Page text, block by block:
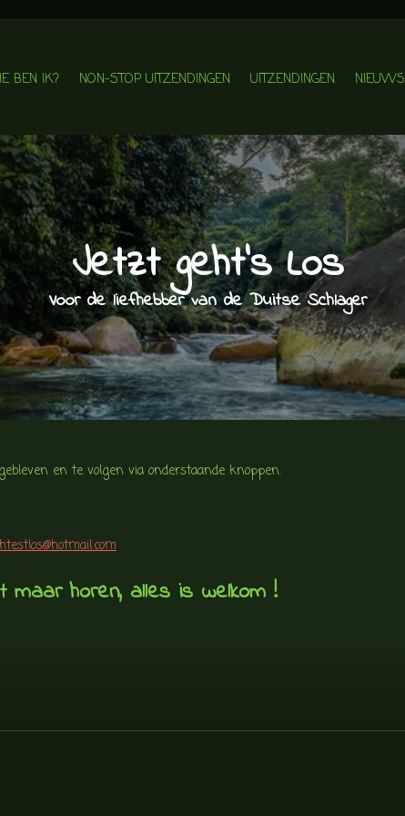
BEN IK? NON-STOP UITZENDINGEN UITZENDINGEN NIEUWS
Jetzt geht's Los
Voor de liefhebber van de Duitse Schlager
en te volgen via onderstaande knoppen.
maar horen, alles is welkom !